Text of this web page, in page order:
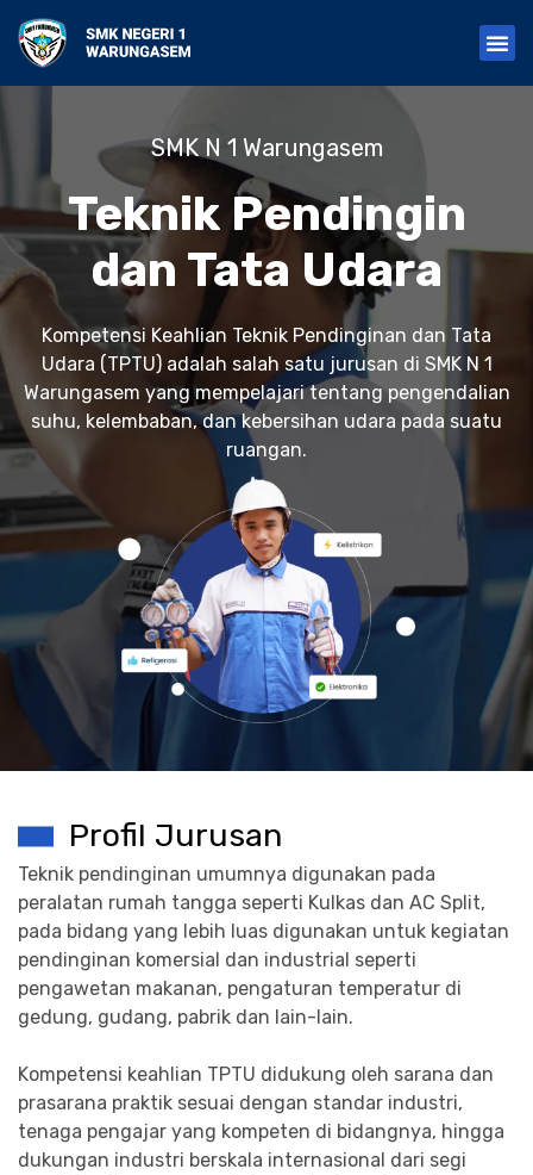
S
k
i
p
t
e
n
t
SMK N 1 Warungasem
Teknik Pendingin
dan Tata Udara
Kompetensi Keahlian Teknik Pendinginan dan Tata
Udara (TPTU) adalah salah satu jurusan di SMK N 1
Warungasem yang mempelajari tentang pengendalian
suhu, kelembaban, dan kebersihan udara pada suatu
ruangan.
Profil Jurusan
Teknik pendinginan umumnya digunakan pada
peralatan rumah tangga seperti Kulkas dan AC Split,
pada bidang yang lebih luas digunakan untuk kegiatan
pendinginan komersial dan industrial seperti
pengawetan makanan, pengaturan temperatur di
gedung, gudang, pabrik dan lain-lain.
Kompetensi keahlian TPTU didukung oleh sarana dan
prasarana praktik sesuai dengan standar industri,
tenaga pengajar yang kompeten di bidangnya, hingga
dukungan industri berskala internasional dari segi